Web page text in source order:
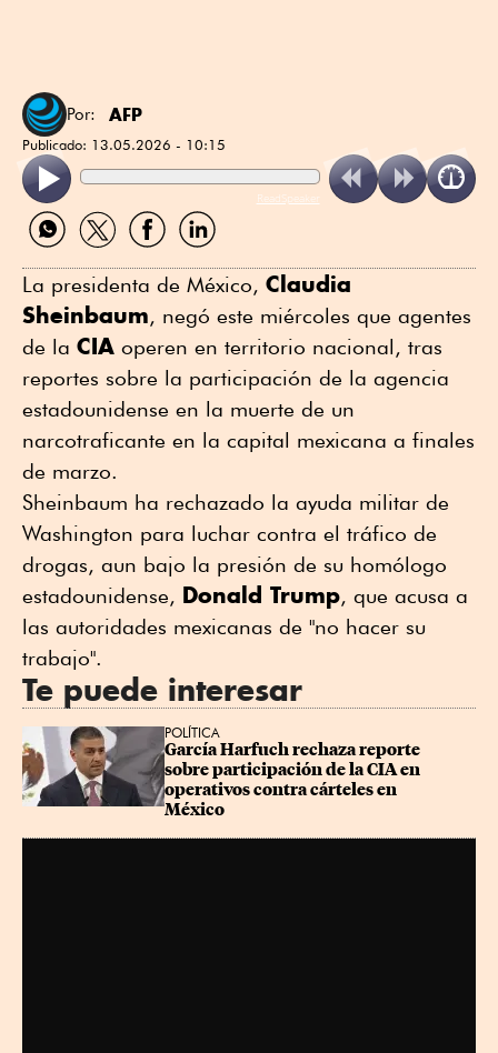
Por: AFP
Publicado: 13.05.2026 - 10:15
ReadSpeaker
Compartir
por
Compartir
por
Compartir
por
Compartir
por
La presidenta de México, Claudia
Sheinbaum, negó este miércoles que agentes
de la CIA operen en territorio nacional, tras
reportes sobre la participación de la agencia
estadounidense en la muerte de un
narcotraficante en la capital mexicana a finales
de marzo.
Sheinbaum ha rechazado la ayuda militar de
Washington para luchar contra el tráfico de
drogas, aun bajo la presión de su homólogo
estadounidense, Donald Trump, que acusa a
las autoridades mexicanas de "no hacer su
trabajo".
Te puede interesar
POLÍTICA
García Harfuch rechaza reporte
sobre participación de la CIA en
operativos contra cárteles en
México